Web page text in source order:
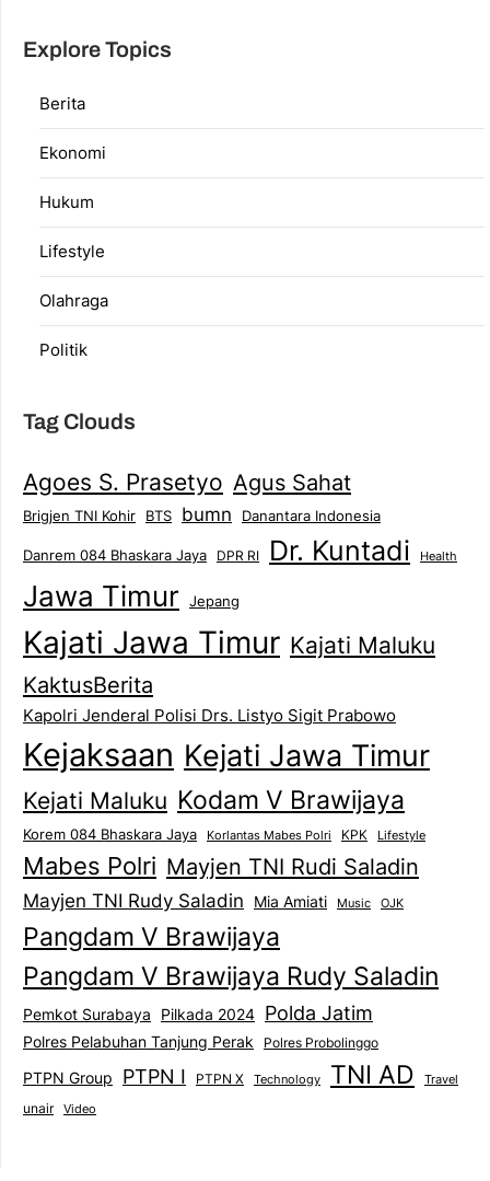
Explore Topics
Berita
Ekonomi
Hukum
Lifestyle
Olahraga
Politik
Tag Clouds
Agoes S. Prasetyo Agus Sahat
Brigjen TNI Kohir BTS bumn Danantara Indonesia
Danrem 084 Bhaskara Jaya DPR RI Dr. Kuntadi Health
Jawa Timur Jepang
Kajati Jawa Timur Kajati Maluku
KaktusBerita
Kapolri Jenderal Polisi Drs. Listyo Sigit Prabowo
Kejaksaan Kejati Jawa Timur
Kejati Maluku Kodam V Brawijaya
Korem 084 Bhaskara Jaya Korlantas Mabes Polri KPK Lifestyle
Mabes Polri Mayjen TNI Rudi Saladin
Mayjen TNI Rudy Saladin Mia Amiati Music OJK
Pangdam V Brawijaya
Pangdam V Brawijaya Rudy Saladin
Pemkot Surabaya Pilkada 2024 Polda Jatim
Polres Pelabuhan Tanjung Perak Polres Probolinggo
PTPN Group PTPN I PTPN X Technology TNI AD Travel
unair Video